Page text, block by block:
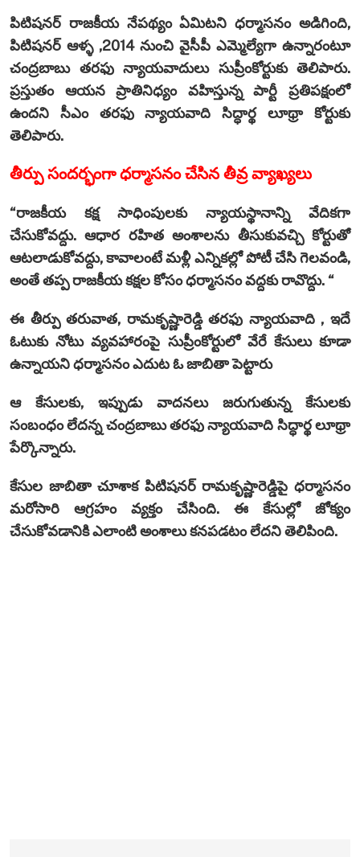
పిటిషనర్‌ రాజకీయ నేపథ్యం ఏమిటని ధర్మాసనం అడిగింది,
పిటిషనర్ ఆళ్ళ ,2014 నుంచి వైసీపీ ఎమ్మెల్యేగా ఉన్నారంటూ
చంద్రబాబు తరఫు న్యాయవాదులు సుప్రీంకోర్టుకు తెలిపారు.
ప్రస్తుతం ఆయన ప్రాతినిధ్యం వహిస్తున్న పార్టీ ప్రతిపక్షంలో
ఉందని సీఎం తరఫు న్యాయవాది సిద్ధార్థ లూథ్రా కోర్టుకు
తెలిపారు.
తీర్పు సందర్భంగా ధర్మాసనం చేసిన తీవ్ర వ్యాఖ్యలు
“రాజకీయ కక్ష సాధింపులకు న్యాయస్థానాన్ని వేదికగా
చేసుకోవద్దు. ఆధార రహిత అంశాలను తీసుకువచ్చి కోర్టుతో
ఆటలాడుకోవద్దు, కావాలంటే మళ్లీ ఎన్నికల్లో పోటీ చేసి గెలవండి,
అంతే తప్ప రాజకీయ కక్షల కోసం ధర్మాసనం వద్దకు రావొద్దు. “
ఈ తీర్పు తరువాత, రామకృష్ణారెడ్డి తరఫు న్యాయవాది , ఇదే
ఓటుకు నోటు వ్యవహారంపై సుప్రీంకోర్టులో వేరే కేసులు కూడా
ఉన్నాయని ధర్మాసనం ఎదుట ఓ జాబితా పెట్టారు
ఆ కేసులకు, ఇప్పుడు వాదనలు జరుగుతున్న కేసులకు
సంబంధం లేదన్న చంద్రబాబు తరఫు న్యాయవాది సిద్ధార్థ లూథ్రా
పేర్కొన్నారు.
కేసుల జాబితా చూశాక పిటిషనర్‌ రామకృష్ణారెడ్డిపై ధర్మాసనం
మరోసారి ఆగ్రహం వ్యక్తం చేసింది. ఈ కేసుల్లో జోక్యం
చేసుకోవడానికి ఎలాంటి అంశాలు కనపడటం లేదని తెలిపింది.